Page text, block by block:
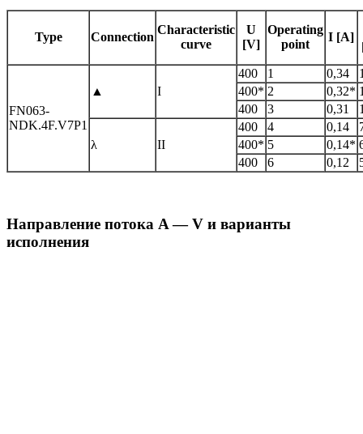
Type Connection
Characteristic
curve
U
[V]
Operating
point
I [A]
FN063-
NDK.4F.V7P1
▲ I
400 1 0,34
400* 2 0,32*
400
3 0,31
λ II
400 4 0,14
400* 5 0,14*
400
6 0,12
Направление потока A — V и варианты
исполнения